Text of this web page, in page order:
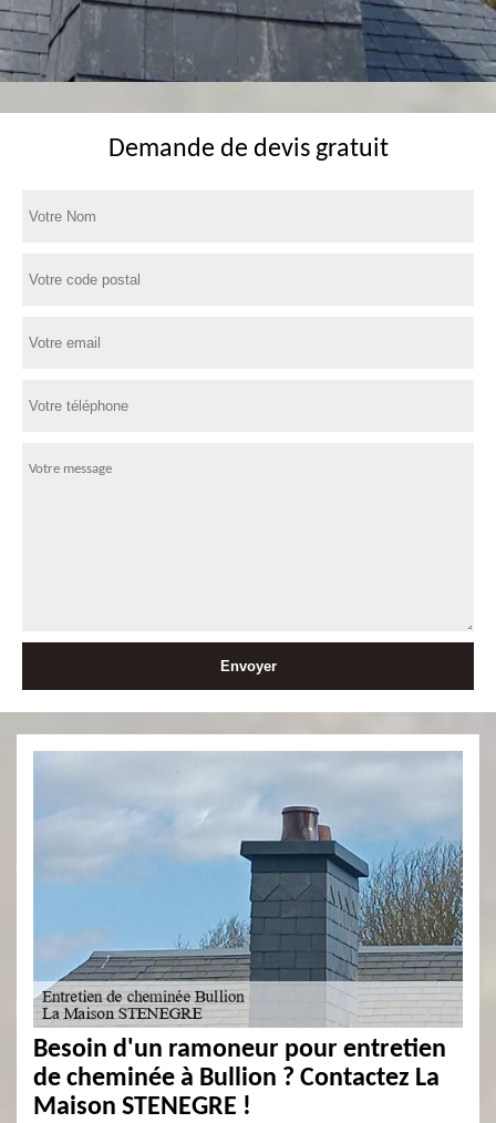
Demande de devis gratuit
Besoin d'un ramoneur pour entretien
de cheminée à Bullion ? Contactez La
Maison STENEGRE !